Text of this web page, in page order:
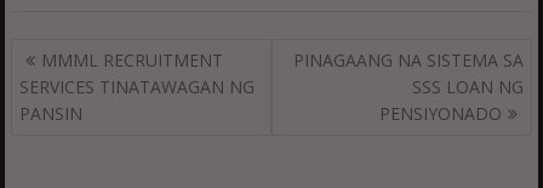
Post
navigation
MMML RECRUITMENT
SERVICES TINATAWAGAN NG
PANSIN
PINAGAANG NA SISTEMA SA
SSS LOAN NG
PENSIYONADO